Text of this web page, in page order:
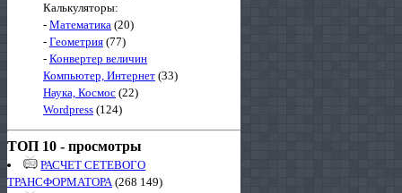
Калькуляторы:
- Математика (20)
- Геометрия (77)
- Конвертер величин
Компьютер, Интернет (33)
Наука, Космос (22)
Wordpress (124)
ТОП 10 - просмотры
РАСЧЕТ СЕТЕВОГО
ТРАНСФОРМАТОРА(268 149)